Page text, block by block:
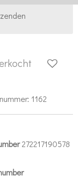
1162
272217190578